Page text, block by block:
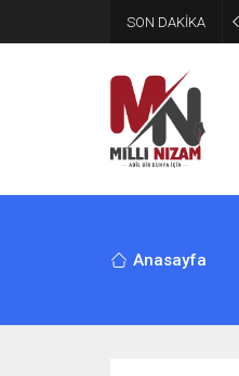
SON DAKİKA
Anasayfa